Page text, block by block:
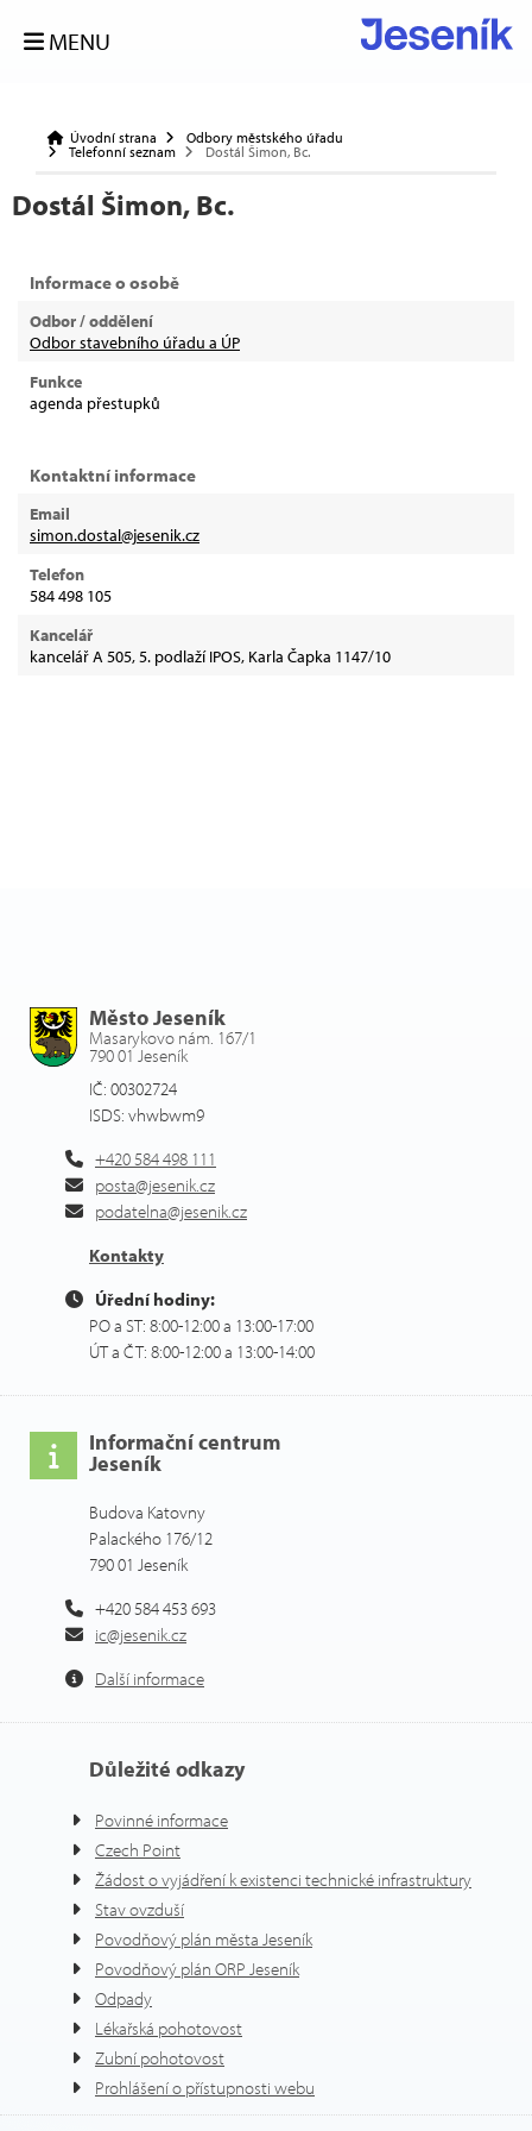
MENU
Úvodní strana
Odbory městského úřadu
Telefonní seznam
Dostál Šimon, Bc.
Dostál Šimon, Bc.
Informace o osobě
Odbor / oddělení
Odbor stavebního úřadu a ÚP
Funkce
agenda přestupků
Kontaktní informace
Email
simon.dostal@jesenik.cz
Telefon
584 498 105
Kancelář
kancelář A 505, 5. podlaží IPOS, Karla Čapka 1147/10
Město Jeseník
Masarykovo nám. 167/1
790 01 Jeseník
IČ: 00302724
ISDS: vhwbwm9
+420 584 498 111
posta@jesenik.cz
podatelna@jesenik.cz
Kontakty
Úřední hodiny:
PO a ST: 8:00-12:00 a 13:00-17:00
ÚT a ČT: 8:00-12:00 a 13:00-14:00
Informační centrum
Jeseník
Budova Katovny
Palackého 176/12
790 01 Jeseník
+420 584 453 693
ic@jesenik.cz
Další informace
Důležité odkazy
Povinné informace
Czech Point
Žádost o vyjádření k existenci technické infrastruktury
Stav ovzduší
Povodňový plán města Jeseník
Povodňový plán ORP Jeseník
Odpady
Lékařská pohotovost
Zubní pohotovost
Prohlášení o přístupnosti webu